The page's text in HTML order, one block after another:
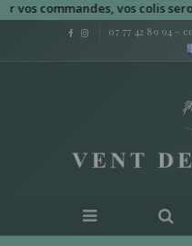
commandes, vos colis
07 77 42 89 94 -